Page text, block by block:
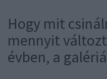
Hogy mit
mennyit
évben, a